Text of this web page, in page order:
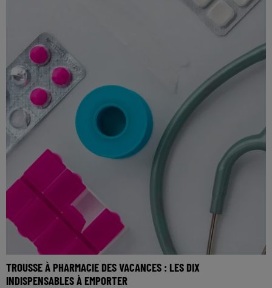
TROUSSE À PHARMACIE DES VACANCES : LES DIX
INDISPENSABLES À EMPORTER